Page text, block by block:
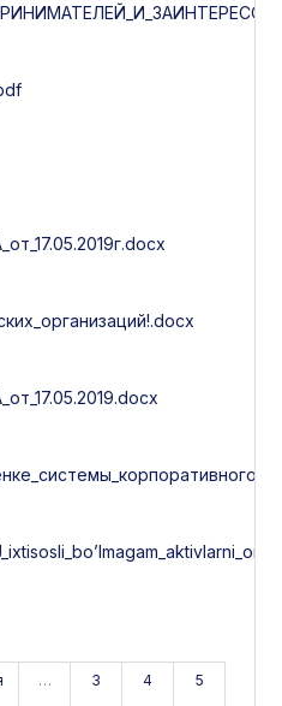
… 3 4 5